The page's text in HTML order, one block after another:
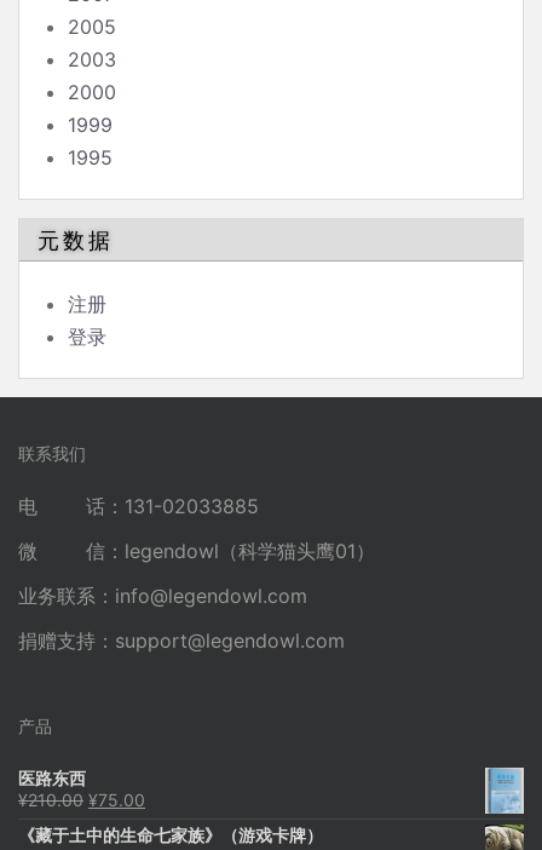
2005
2003
2000
1999
1995
元数据
注册
登录
联系我们
电 话：131-02033885
微 信：legendowl（科学猫头鹰01）
业务联系： info@legendowl.com
捐赠支持： support@legendowl.com
产品
医路东西
¥210.00 原
为：
¥75.00
价
《藏于土中的生命七家族》（游戏卡牌）